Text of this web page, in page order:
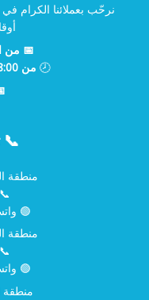
نرحّب بعملائنا الكرام
📅 من
🕗 من 8:00 صباحًا حتى 5:30 مساءً
📞
منطقة
📞
🟢
منطقة
📞
🟢
منطقة